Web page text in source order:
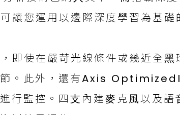
讓您運⽤以邊際深度學習為基礎
使在嚴苛光線條件或幾近全⿊
節。此外，還有Axis
⾏監控。四⽀內建⿆克⾵以及語